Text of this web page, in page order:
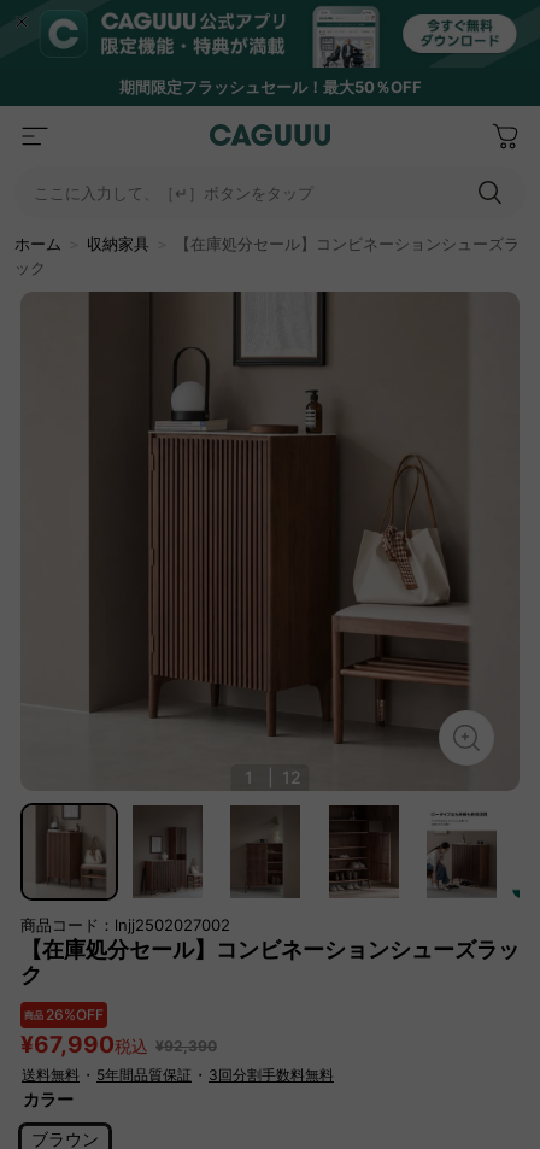
期間限定フラッシュセール！最大50％OFF
ここに入力して、［↵］ボタンをタップ
ホーム 収納家具
【在庫処分セール】コンビネーションシューズラ
ック
1 12
商品コード：lnjj2502027002
【在庫処分セール】コンビネーションシューズラッ
ク
商品 26%OFF
¥67,990税込 ¥92,390
送料無料 ・ 5年間品質保証 ・ 3回分割手数料無料
カラー
ブラウン